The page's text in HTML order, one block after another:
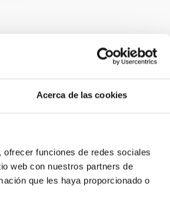
Acerca de las cookies
funciones de redes sociales
web con nuestros partners de
que les haya proporcionado o
Core Scales
of star-forming dense
vectors appear random with